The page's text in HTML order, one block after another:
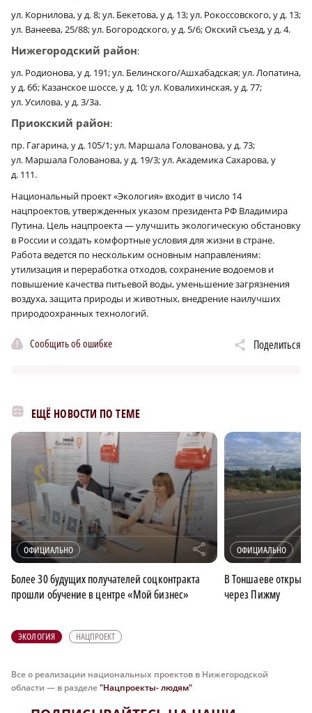
ул. Корнилова, у д. 8; ул. Бекетова, у д. 13; ул. Рокоссовского, у д. 13;
ул. Ванеева, 25/88; ул. Богородского, у д. 5/6; Окский съезд, у д. 4.
Нижегородский район:
ул. Родионова, у д. 191; ул. Белинского/Ашхабадская; ул. Лопатина,
у д. 6б; Казанское шоссе, у д. 10; ул. Ковалихинская, у д. 77;
ул. Усилова, у д. 3/3а.
Приокский район:
пр. Гагарина, у д. 105/1; ул. Маршала Голованова, у д. 73;
ул. Маршала Голованова, у д. 19/3; ул. Академика Сахарова, у
д. 111.
Национальный проект «Экология» входит в число 14
нацпроектов, утвержденных указом президента РФ Владимира
Путина. Цель нацпроекта — улучшить экологическую обстановку
в России и создать комфортные условия для жизни в стране.
Работа ведется по нескольким основным направлениям:
утилизация и переработка отходов, сохранение водоемов и
повышение качества питьевой воды, уменьшение загрязнения
воздуха, защита природы и животных, внедрение наилучших
природоохранных технологий.
Сообщить об ошибке Поделиться
ЕЩЁ НОВОСТИ ПО ТЕМЕ
ОФИЦИАЛЬНО r
Более 30 будущих получателей соцконтракта
прошли обучение в центре «Мой бизнес»
ОФИЦИАЛЬНО
В Тоншаеве
через Пижму
ЭКОЛОГИЯ НАЦПРОЕКТ
Все о реализации национальных проектов в Нижегородской
области — в разделе"Нацпроекты- людям"